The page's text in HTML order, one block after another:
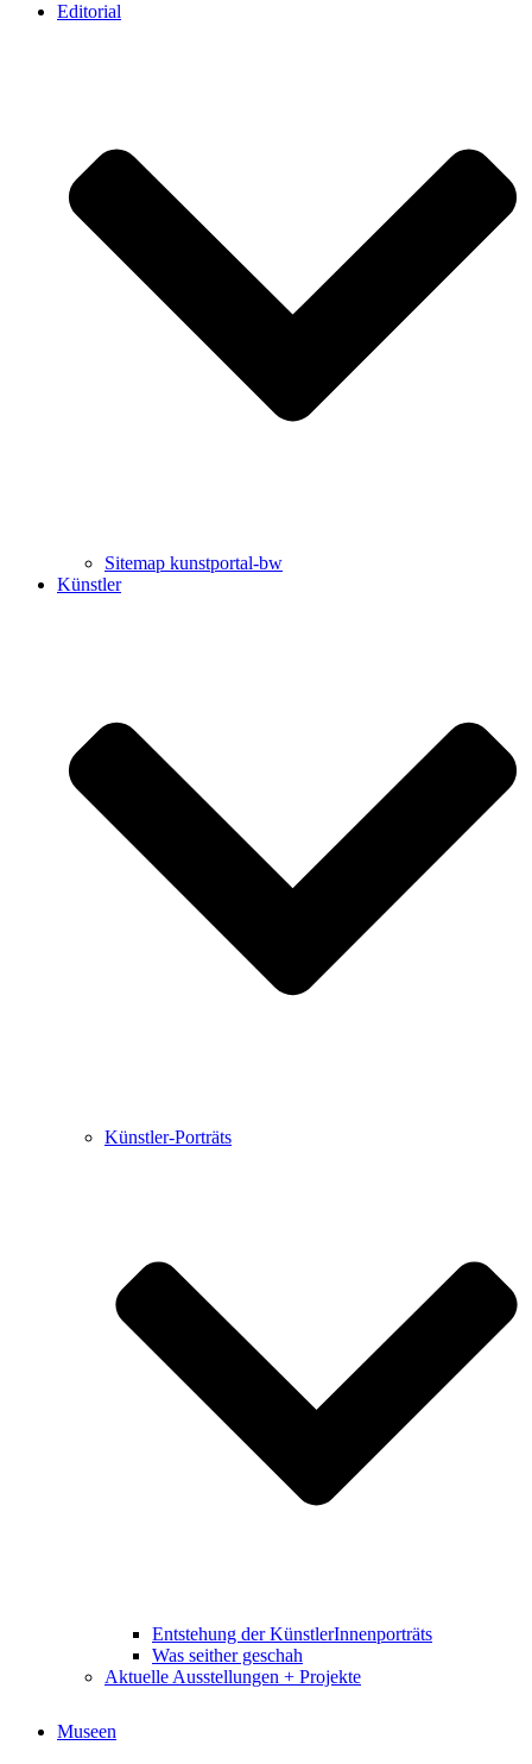
Uli Rothfuss
Harald Schwiers
Buchbesprechungen von Harald Schwiers
Haralds Streifzüge
Hörtipps von Harald Schwiers
Kunstausflüge mit Sigrid Balke
Marc Peschke – Out of The Länd
Buchtipps von Uli Rothfuss
Editorial
Sitemap kunstportal-bw
Künstler
Künstler-Porträts
Entstehung der KünstlerInnenporträts
Was seither geschah
Aktuelle Ausstellungen + Projekte
Museen